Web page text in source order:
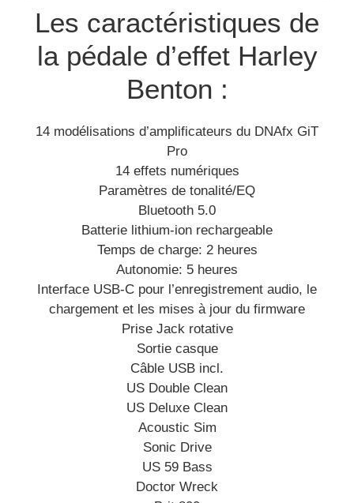
Les caractéristiques de
la pédale d’effet Harley
Benton :
14 modélisations d’amplificateurs du DNAfx GiT
Pro
14 effets numériques
Paramètres de tonalité/EQ
Bluetooth 5.0
Batterie lithium-ion rechargeable
Temps de charge: 2 heures
Autonomie: 5 heures
Interface USB-C pour l’enregistrement audio, le
chargement et les mises à jour du firmware
Prise Jack rotative
Sortie casque
Câble USB incl.
US Double Clean
US Deluxe Clean
Acoustic Sim
Sonic Drive
US 59 Bass
Doctor Wreck